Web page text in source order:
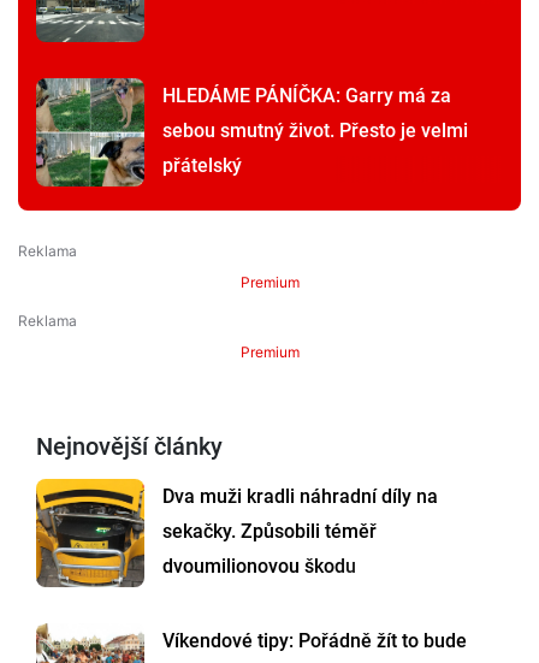
HLEDÁME PÁNÍČKA: Garry má za
sebou smutný život. Přesto je velmi
přátelský
Premium
Premium
Nejnovější články
Dva muži kradli náhradní díly na
sekačky. Způsobili téměř
dvoumilionovou škodu
Víkendové tipy: Pořádně žít to bude